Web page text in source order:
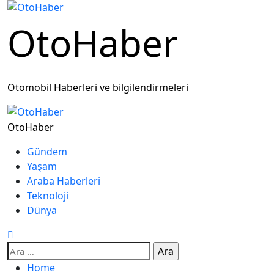
OtoHaber
Otomobil Haberleri ve bilgilendirmeleri
OtoHaber
Gündem
Yaşam
Araba Haberleri
Teknoloji
Dünya
Home